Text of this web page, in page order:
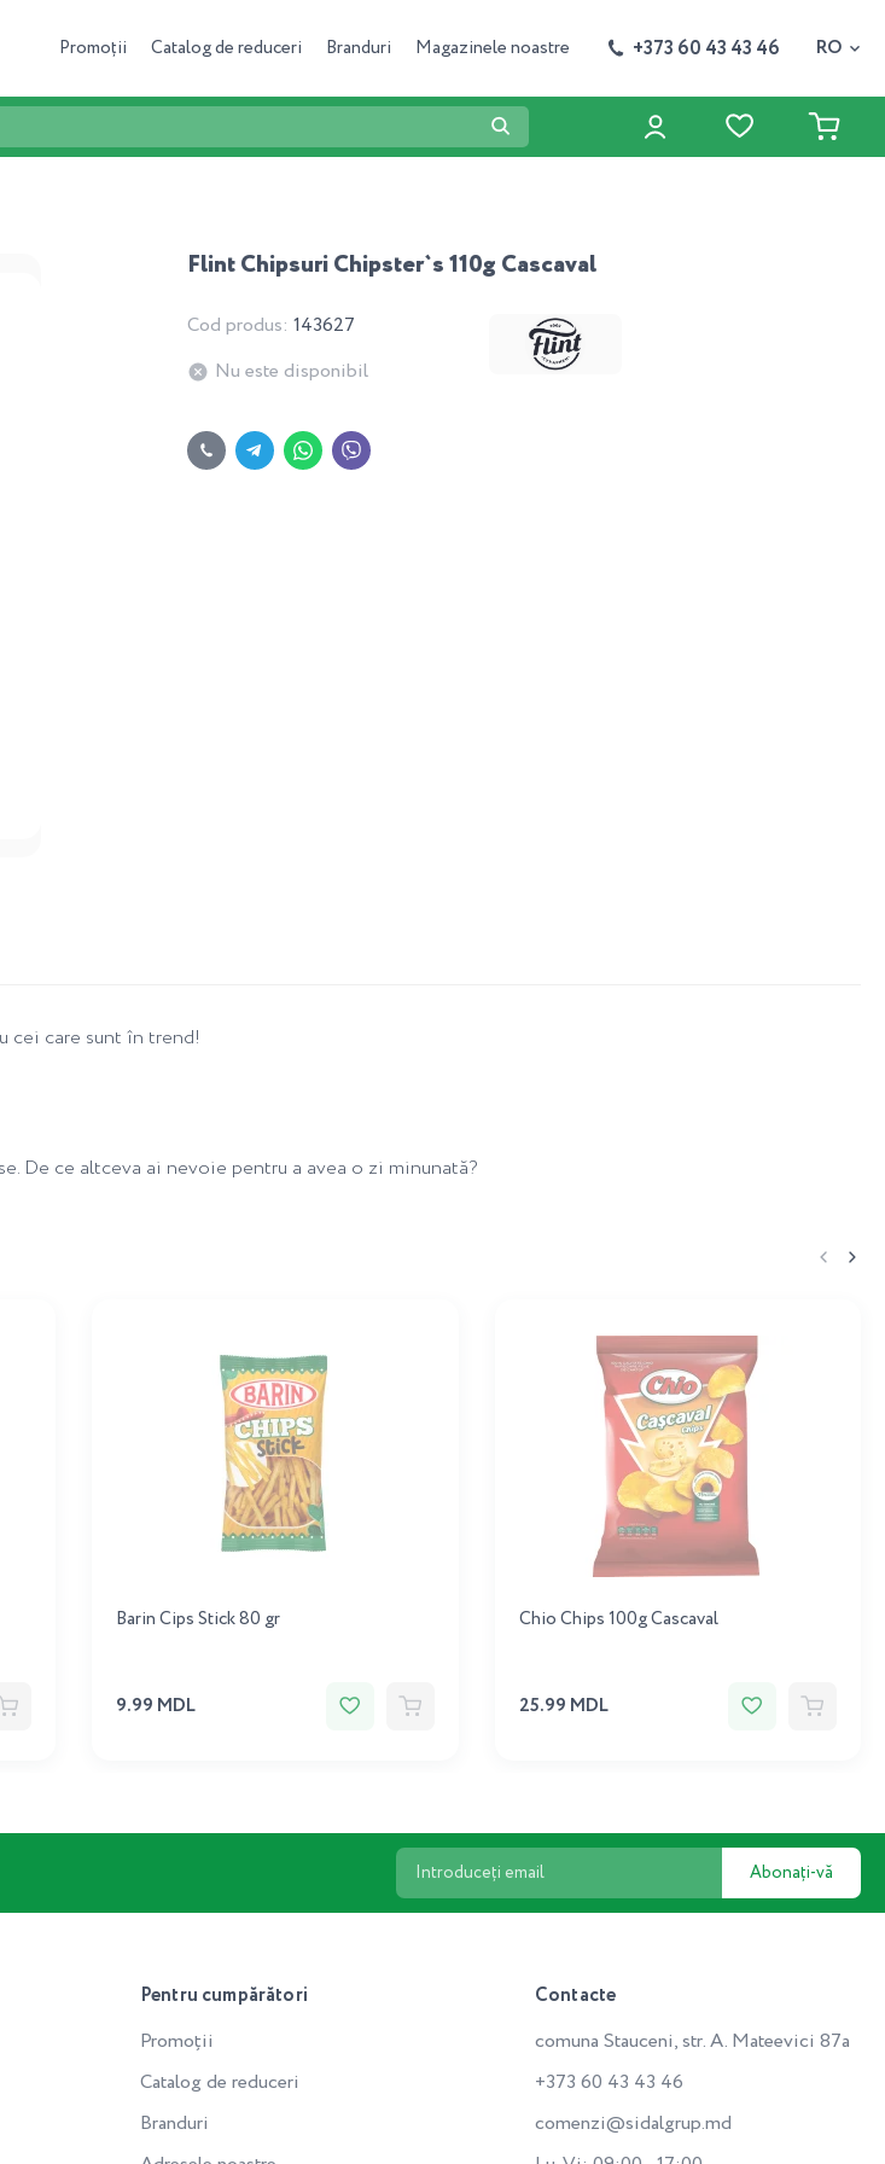
Promoții Catalog de reduceri Branduri Magazinele noastre +373 60 43 43 46 RO
Flint Chipsuri Chipster`s 110g Cascaval
Cod produs: 143627
Nu este disponibil
cei care sunt în trend!
De ce altceva ai nevoie pentru a avea o zi minunată?
Barin Cips Stick 80 gr
9.99 MDL
Chio Chips 100g Cascaval
25.99 MDL
Abonați-vă
Pentru cumpărători
Promoții
Catalog de reduceri
Branduri
Contacte
comuna Stauceni, str. A. Mateevici 87a
+373 60 43 43 46
comenzi@sidalgrup.md